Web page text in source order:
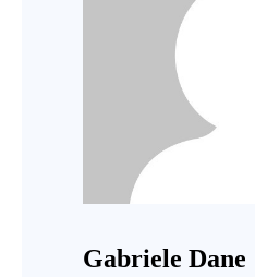
Gabriele Dane